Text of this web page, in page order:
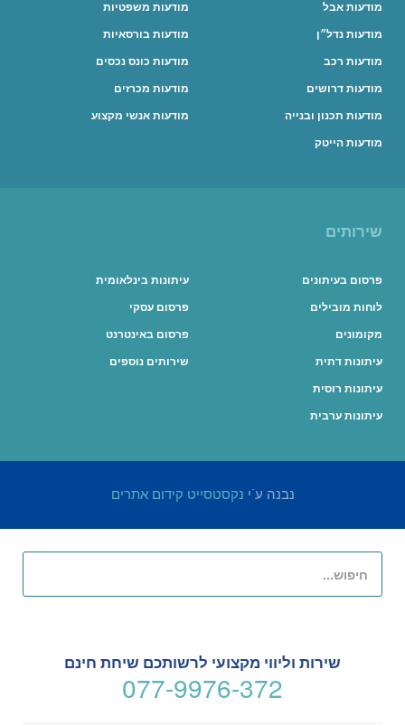
מודעות אבל
מודעות נדל״ן
מודעות רכב
מודעות דרושים
מודעות תכנון ובנייה
מודעות הייטק
מודעות משפטיות
מודעות בורסאיות
מודעות כונס נכסים
מודעות מכרזים
מודעות אנשי מקצוע
שירותים
פרסום בעיתונים
לוחות מובילים
מקומונים
עיתונות דתית
עיתונות רוסית
עיתונות ערבית
עיתונות בינלאומית
פרסום עסקי
פרסום באינטרנט
שירותים נוספים
נבנה ע"י נקסטסייט קידום אתרים
שירות וליווי מקצועי לרשותכם שיחת חינם
077-9976-372